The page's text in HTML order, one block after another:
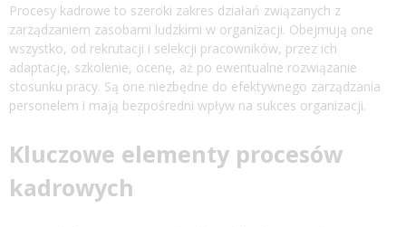
Procesy kadrowe to szeroki zakres działań związanych z
zarządzaniem zasobami ludzkimi w organizacji. Obejmują one
wszystko, od rekrutacji i selekcji pracowników, przez ich
adaptację, szkolenie, ocenę, aż po ewentualne rozwiązanie
stosunku pracy. Są one niezbędne do efektywnego zarządzania
personelem i mają bezpośredni wpływ na sukces organizacji.
Kluczowe elementy procesów
kadrowych